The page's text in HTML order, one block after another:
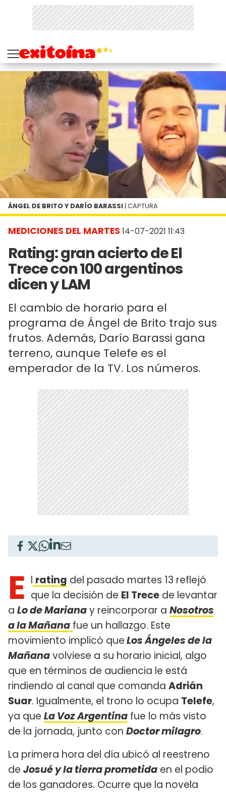
MEDICIONES DEL MARTES 14-07-2021 11:43
Rating: gran acierto de El
Trece con 100 argentinos
dicen y LAM
El cambio de horario para el
programa de Ángel de Brito trajo sus
frutos. Además, Darío Barassi gana
terreno, aunque Telefe es el
emperador de la TV. Los números.
ÁNGEL DE BRITO Y DARÍO BARASSI | CAPTURA
E l rating del pasado martes 13 reflejó
que la decisión de El Trece de levantar
a Lo de Marianay reincorporar a Nosotros
a la Mañana fue un hallazgo. Este
movimiento implicó queLos Ángeles de la
Mañanavolviese a su horario inicial, algo
que en términos de audiencia le está
rindiendo al canal que comanda Adrián
Suar. Igualmente, el trono lo ocupa Telefe,
ya que La Voz Argentina fue lo más visto
de la jornada, junto con Doctor milagro.
La primera hora del día ubicó al reestreno
de Josué y la tierra prometida en el podio
de los ganadores. Ocurre que la novela